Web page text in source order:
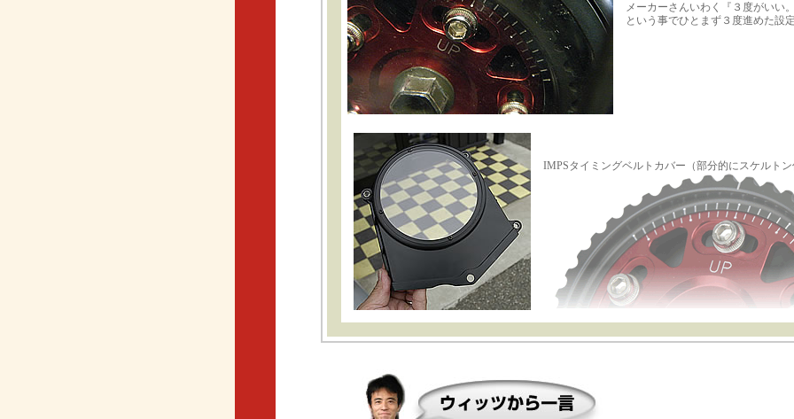
メーカーさんいわく『３度がいい。
という事でひとまず３度進めた設定
IMPSタイミングベルトカバー（部分的にスケルト